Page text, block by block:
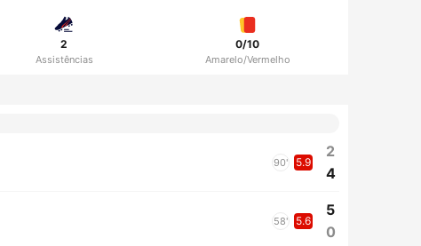
2
Assistências
0/10
Amarelo/Vermelho
90' 5.9
2
4
58' 5.6
5
0